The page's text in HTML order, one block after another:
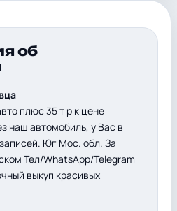
об
плюс 35 т р к цене
наш автомобиль, у Вас в
Юг Мос. обл. За
Тел/WhatsApp/Telegram
выкуп красивых